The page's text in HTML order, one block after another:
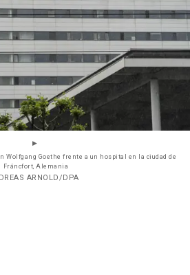
Wolfgang Goethe frente a un hospital en la ciudad de
Fráncfort, Alemania
ARNOLD/DPA